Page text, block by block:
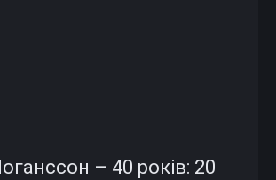
– 40 років: 20